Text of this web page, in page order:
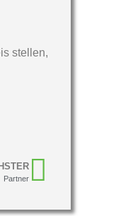
stellen,
Partner